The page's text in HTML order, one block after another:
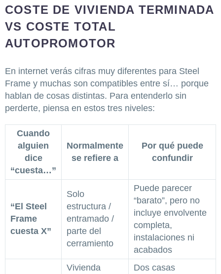
COSTE DE VIVIENDA TERMINADA
VS COSTE TOTAL
AUTOPROMOTOR
En internet verás cifras muy diferentes para Steel
Frame y muchas son compatibles entre sí… porque
hablan de cosas distintas. Para entenderlo sin
perderte, piensa en estos tres niveles:
Cuando
alguien
dice
“cuesta…”
Normalmente
se refiere a
Por qué puede
confundir
“El Steel
Frame
cuesta X”
Solo
estructura /
entramado /
parte del
cerramiento
Puede parecer
“barato”, pero no
incluye envolvente
completa,
instalaciones ni
acabados
Vivienda
Dos casas